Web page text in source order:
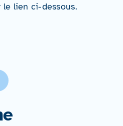
le lien ci-dessous.